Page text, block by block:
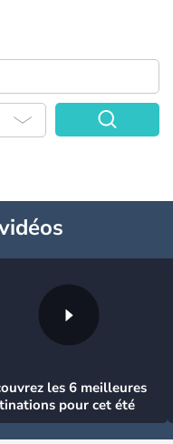
les 6 meilleures
pour cet été